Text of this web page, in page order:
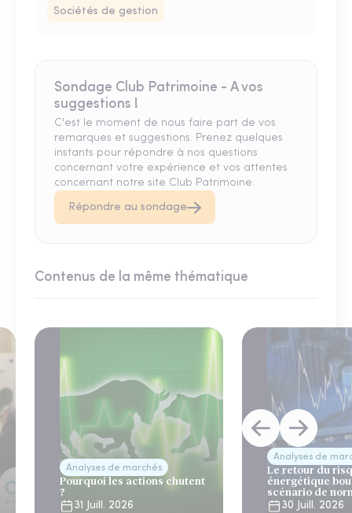
Sociétés de gestion
Sondage Club Patrimoine - A vos
suggestions !
C'est le moment de nous faire part de vos
remarques et suggestions. Prenez quelques
instants pour répondre à nos questions
concernant votre expérience et vos attentes
concernant notre site Club Patrimoine.
Répondre au sondage
Contenus de la même thématique
Analyses de marchés
Pourquoi les actions chutent
?
31 Juill. 2026
Analyses de
Le retour du
énergétique
scénario de
30 Juill. 2026